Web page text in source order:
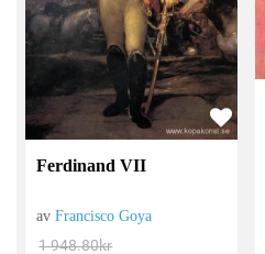
Ferdinand VII
avFrancisco Goya
1 948.80kr